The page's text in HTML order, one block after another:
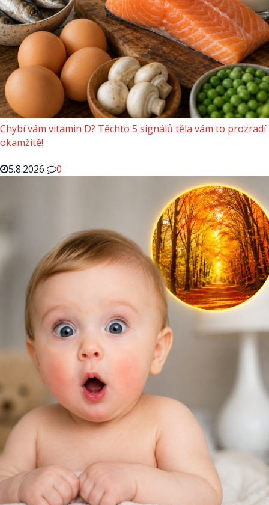
Chybí vám vitamin D? Těchto 5 signálů těla vám to prozradí
okamžitě!
5.8.2026
0